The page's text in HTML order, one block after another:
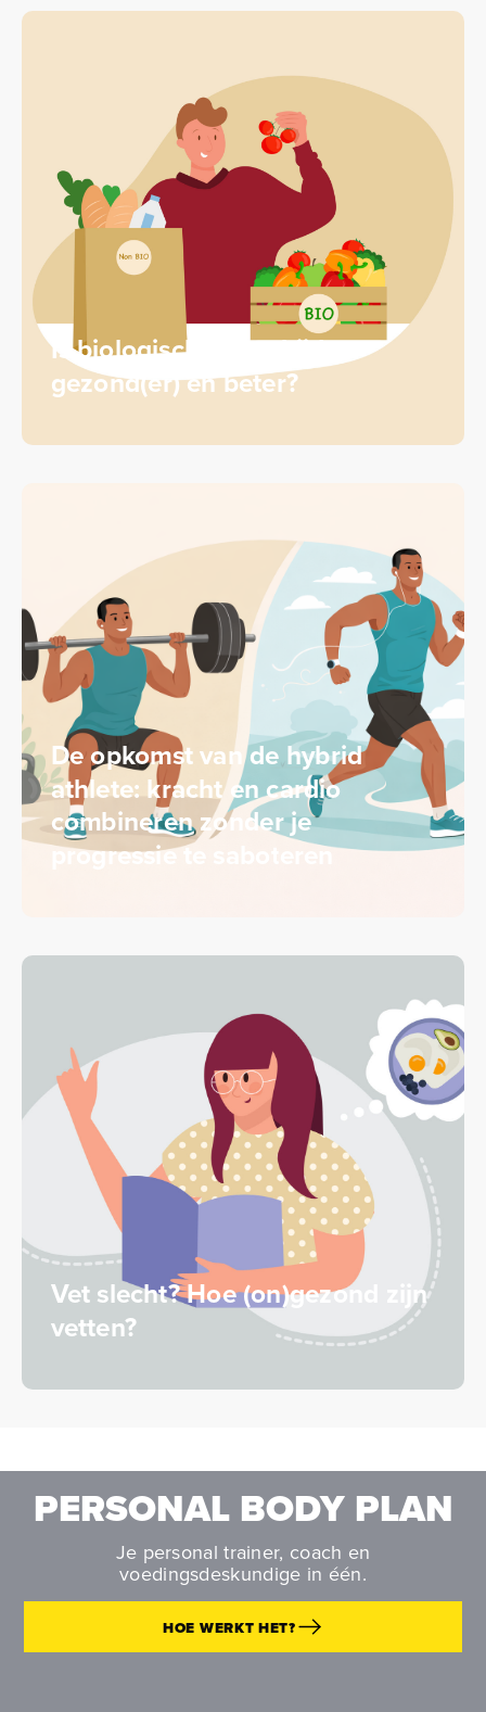
Is biologisch eten altijd
gezond(er) en beter?
De opkomst van de hybrid
athlete: kracht en cardio
combineren zonder je
progressie te saboteren
Vet slecht? Hoe (on)gezond zijn
vetten?
PERSONAL BODY PLAN
Je personal trainer, coach en
voedingsdeskundige in één.
HOE WERKT HET?